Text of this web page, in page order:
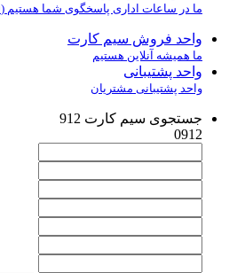
ما در ساعات اداری پاسخگوی شما هستیم (10 الی 17 - پنج شنبه تا 2)
واحد فروش سیم کارت
ما همیشه آنلاین هستیم
واحد پشتیبانی
واحد پشتیبانی مشتریان
جستجوی سیم کارت 912
0912